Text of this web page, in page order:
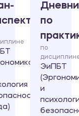
по
по
ЭиПБТ
и